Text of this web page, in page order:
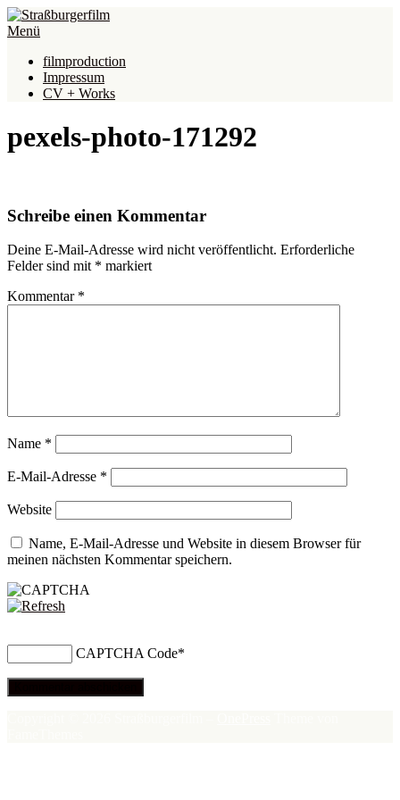
Direkt
zum
Menü
filmproduction
Impressum
CV + Works
pexels-photo-171292
Schreibe einen Kommentar
Deine E-Mail-Adresse wird nicht veröffentlicht. Erforderliche
Felder sind mit * markiert
Kommentar *
Name *
E-Mail-Adresse *
Website
Name, E-Mail-Adresse und Website in diesem Browser für
meinen nächsten Kommentar speichern.
CAPTCHA Code*